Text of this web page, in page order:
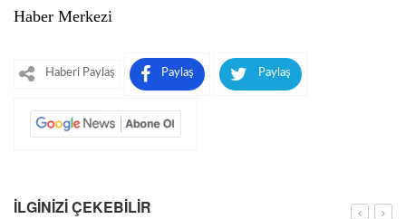
Haber Merkezi
Haberi Paylaş Paylaş Paylaş
İLGINIZI ÇEKEBILIR